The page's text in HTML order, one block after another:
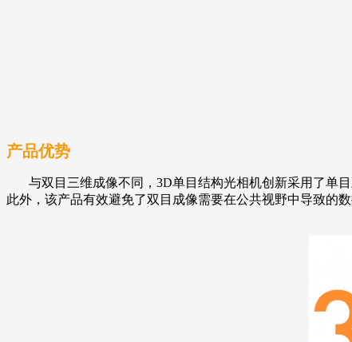
产品优势
与双目三维成像不同，3D单目结构光相机创新采用了单目
此外，该产品有效避免了双目成像需要在公共视野中导致的